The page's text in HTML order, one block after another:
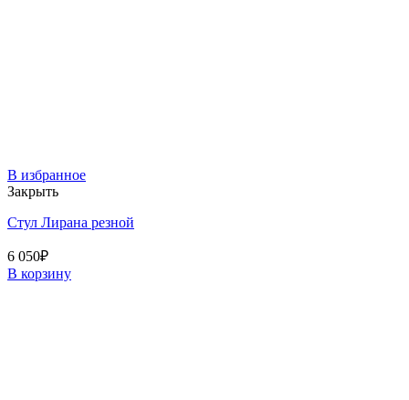
В избранное
Закрыть
Стул Лирана резной
6 050₽
В корзину